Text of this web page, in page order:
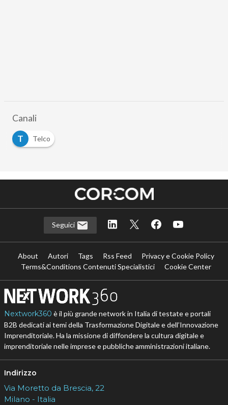
Canali
T
Telco
Seguici
About Autori Tags Rss Feed
Privacy e Cookie Policy
Terms&Conditions Contenuti Specialistici
Cookie Center
Nextwork360 è il più grande network in Italia di testate e portali
B2B dedicati ai temi della Trasformazione Digitale e dell’Innovazione
Imprenditoriale. Ha la missione di diffondere la cultura digitale e
imprenditoriale nelle imprese e pubbliche amministrazioni italiane.
Indirizzo
Via Moretto da Brescia, 22
Milano - Italia